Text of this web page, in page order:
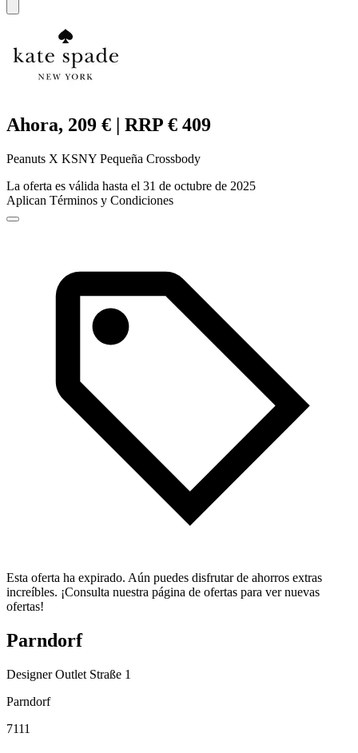
Ahora, 209 € | RRP € 409
Peanuts X KSNY Pequeña Crossbody
La oferta es válida hasta el 31 de octubre de 2025
Aplican Términos y Condiciones
Esta oferta ha expirado. Aún puedes disfrutar de ahorros extras
increíbles. ¡Consulta nuestra página de ofertas para ver nuevas
ofertas!
Parndorf
Designer Outlet Straße 1
Parndorf
7111